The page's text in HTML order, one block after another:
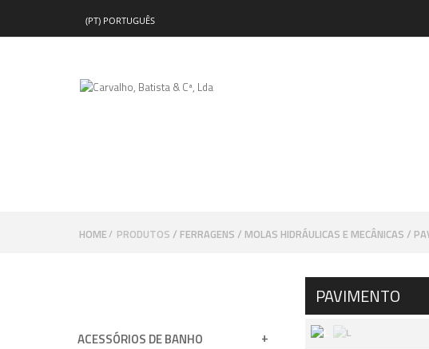
HOME/ PRODUTOS FERRAGENS MOLAS HIDRÁULICAS E MECÂNICAS
ACESSÓRIOS DE BANHO
PAVIMENTO